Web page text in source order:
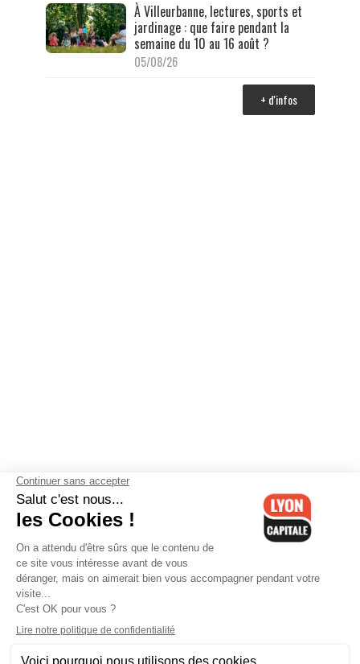
À Villeurbanne, lectures, sports et
jardinage : que faire pendant la
semaine du 10 au 16 août ?
05/08/26
+ d'infos